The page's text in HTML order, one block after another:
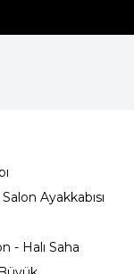
Ayakkabısı
- Halı Saha